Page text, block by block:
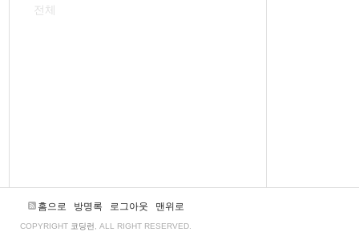
전체
홈으로 방명록 로그아웃 맨위로
COPYRIGHT 코딩런 , ALL RIGHT RESERVED.